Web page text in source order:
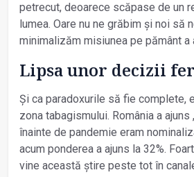
petrecut, deoarece scăpase de un
lumea. Oare nu ne grăbim și noi să
minimalizăm misiunea pe pământ a
Lipsa unor decizii
Și ca paradoxurile să fie complete,
zona tabagismului. România a ajuns
înainte de pandemie eram
acum ponderea a ajuns la 32%.
vine această știre peste tot în